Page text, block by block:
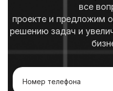
все
проекте и предложим
решению задач и